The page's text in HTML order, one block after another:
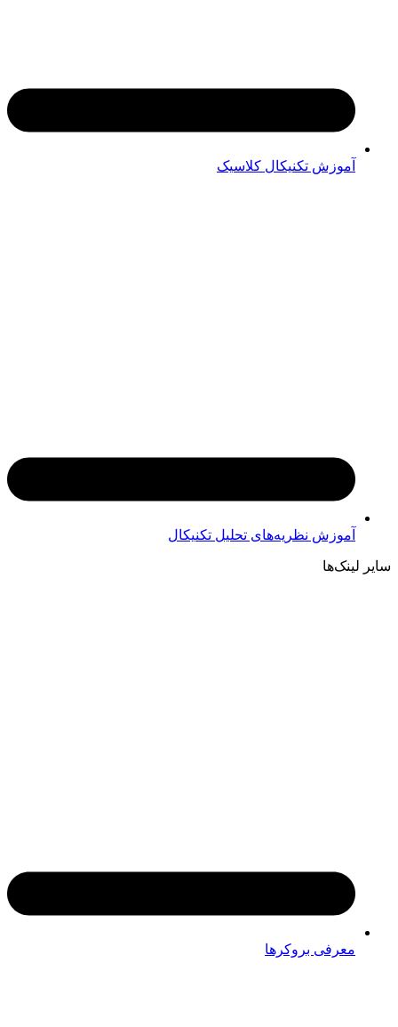
آموزش تکنیکال کلاسیک
آموزش نظریه‌های تحلیل تکنیکال
سایر لینک‌ها
معرفی بروکرها